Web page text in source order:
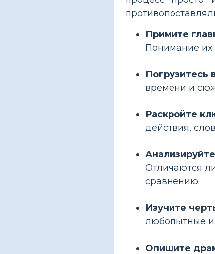
Примите
Понимание их
Погрузитесь
времени и
Раскройте
действия,
Отличаются
сравнению.
Изучите
любопытные
Опишите